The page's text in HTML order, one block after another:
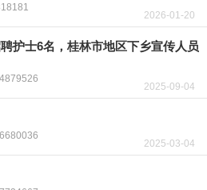
2026-01-20
护士6名，桂林市地区下乡宣传人员
2025-09-04
2025-03-04